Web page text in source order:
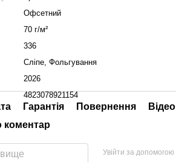
Офсетний
70 г/м²
336
Сліпе, Фольгування
2026
4823078921154
Гарантія Повернення
Відео
коментар
Увійти за допомогою